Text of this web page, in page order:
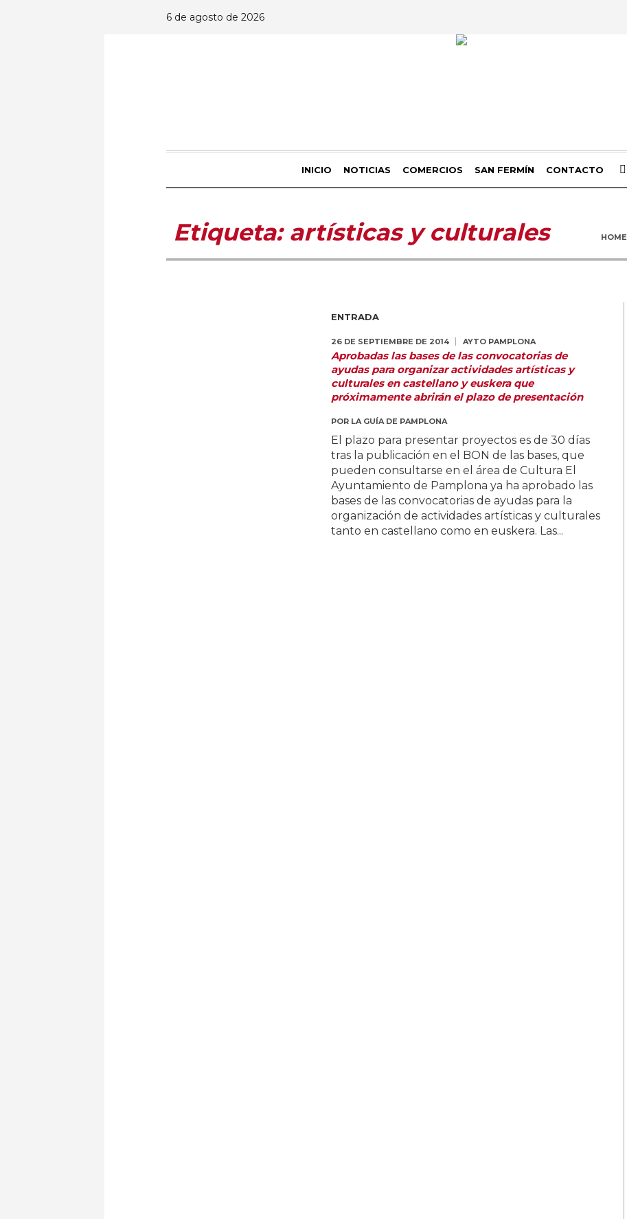
6 de agosto de 2026
INICIO NOTICIAS COMERCIOS SAN FERMÍN CONTACTO
Etiqueta: artísticas y culturales HOME
ENTRADA
26 DE SEPTIEMBRE DE 2014 AYTO PAMPLONA
Aprobadas las bases de las convocatorias de
ayudas para organizar actividades artísticas y
culturales en castellano y euskera que
próximamente abrirán el plazo de presentación
POR LA GUÍA DE PAMPLONA
El plazo para presentar proyectos es de 30 días
tras la publicación en el BON de las bases, que
pueden consultarse en el área de Cultura El
Ayuntamiento de Pamplona ya ha aprobado las
bases de las convocatorias de ayudas para la
organización de actividades artísticas y culturales
tanto en castellano como en euskera. Las...